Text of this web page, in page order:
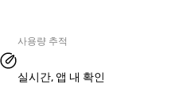
사용량 추적
실시간, 앱 내 확인